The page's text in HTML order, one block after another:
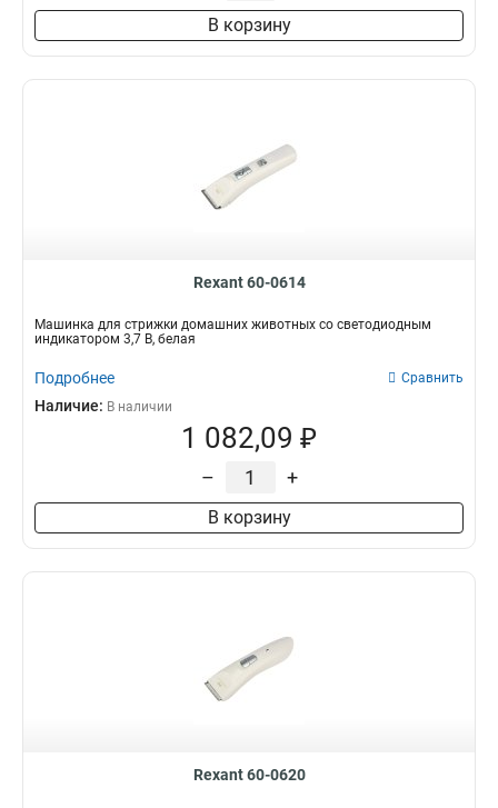
В корзину
Rexant 60-0614
Машинка для стрижки домашних животных со светодиодным
индикатором 3,7 В, белая
Подробнее Сравнить
Наличие: В наличии
1 082,09 ₽
– +
В корзину
Rexant 60-0620